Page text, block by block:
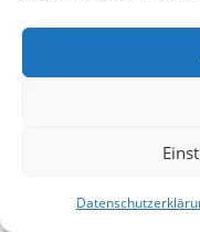
Das funktionierte
oder Doppelmoral geht.